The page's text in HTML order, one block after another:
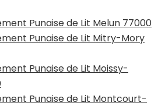
Punaise de Lit Melun 77000
Punaise de Lit Mitry-Mory
Punaise de Lit Moissy-
Punaise de Lit Montcourt-